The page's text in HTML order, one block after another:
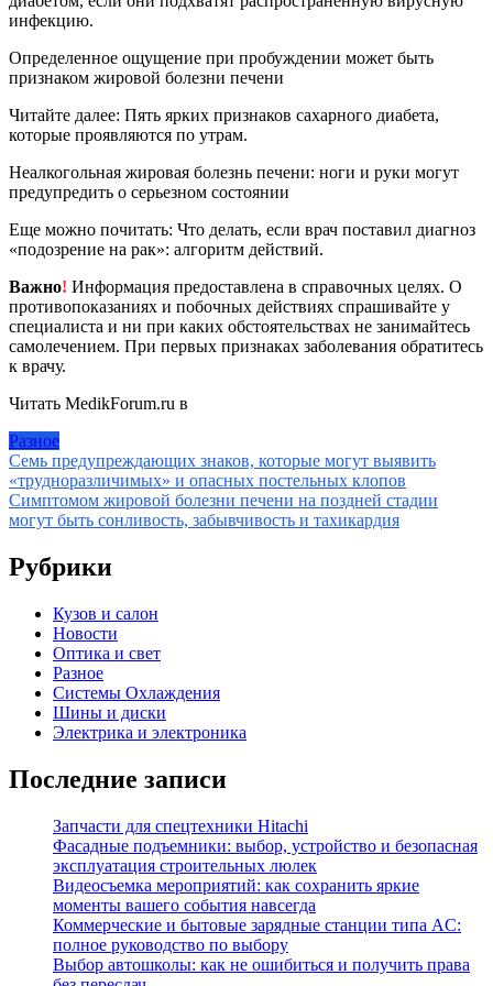
инфекцию.
Определенное ощущение при пробуждении может быть
признаком жировой болезни печени
Читайте далее: Пять ярких признаков сахарного диабета,
которые проявляются по утрам.
Неалкогольная жировая болезнь печени: ноги и руки могут
предупредить о серьезном состоянии
Еще можно почитать: Что делать, если врач поставил диагноз
«подозрение на рак»: алгоритм действий.
Важно! Информация предоставлена в справочных целях. О
противопоказаниях и побочных действиях спрашивайте у
специалиста и ни при каких обстоятельствах не занимайтесь
самолечением. При первых признаках заболевания обратитесь
к врачу.
Читать MedikForum.ru в
Разное
Навигация
по
записям
Семь предупреждающих знаков, которые могут выявить
«трудноразличимых» и опасных постельных клопов
Симптомом жировой болезни печени на поздней стадии
могут быть сонливость, забывчивость и тахикардия
Рубрики
Кузов и салон
Новости
Оптика и свет
Разное
Системы Охлаждения
Шины и диски
Электрика и электроника
Последние записи
Запчасти для спецтехники Hitachi
Фасадные подъемники: выбор, устройство и безопасная
эксплуатация строительных люлек
Видеосъемка мероприятий: как сохранить яркие
моменты вашего события навсегда
Коммерческие и бытовые зарядные станции типа AC:
полное руководство по выбору
Выбор автошколы: как не ошибиться и получить права